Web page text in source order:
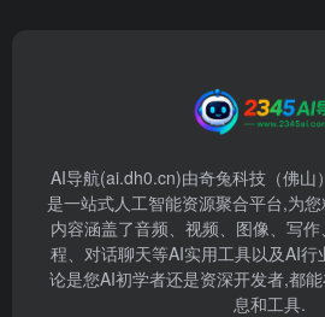
AI导航(ai.dh0.cn)由奇兔科技（佛山
是一站式人工智能资源聚合平台,为
内容涵盖了音频、视频、图像、写
程、对话聊天等AI实用工具以及AI
论是您AI初学者还是资深开发者,都
息和工具.